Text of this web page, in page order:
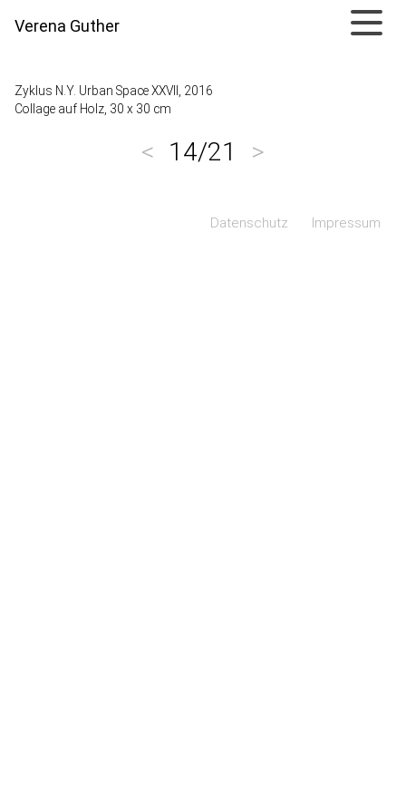
Verena Guther
Zyklus N.Y. Urban Space XXVII, 2016
Collage auf Holz, 30 x 30 cm
< 14/21 >
Datenschutz Impressum